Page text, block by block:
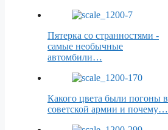
Пятерка со странностями -
самые необычные
автомбили…
Какого цвета были погоны в
советской армии и почему…